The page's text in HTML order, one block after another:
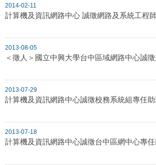
2014-02-11
計算機及資訊網路中心 誠徵網路及系統工程
2013-08-05
＜徵人＞國立中興大學台中區域網路中心誠
2013-07-29
計算機及資訊網路中心誠徵校務系統組專任
2013-07-18
計算機及資訊網路中心誠徵台中區網中心專